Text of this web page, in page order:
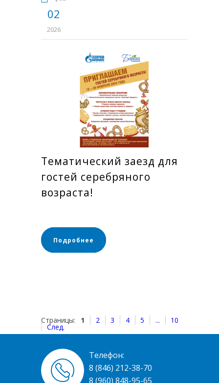
02
2026
Тематический заезд для
гостей серебряного
возраста!
Подробнее
Страницы: 1 2 3 4 5 ... 10
След.
Телефон:
8 (846) 212-38-70
8 (960) 848-95-65